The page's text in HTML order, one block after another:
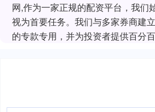
网,作为一家正规的配资平台，我们
视为首要任务。我们与多家券商建
的专款专用，并为投资者提供百分